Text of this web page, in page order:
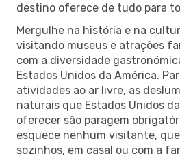
destino oferece de tudo para
Mergulhe na história e na
visitando museus e atrações
com a diversidade
Estados Unidos da América.
atividades ao ar livre, as
naturais que Estados Unidos
oferecer são paragem
esquece nenhum visitante,
sozinhos, em casal ou com a